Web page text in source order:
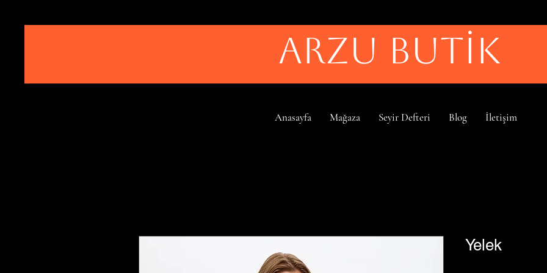
ARZU BUTİK
Anasayfa Mağaza Seyir Defteri Blog İletişim
Yelek